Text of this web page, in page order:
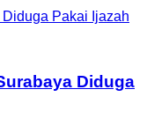
Pakai Ijazah
Diduga